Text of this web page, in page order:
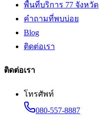
พื้นที่บริการ 77 จังหวัด
คำถามที่พบบ่อย
Blog
ติดต่อเรา
ติดต่อเรา
โทรศัพท์
080-557-8887